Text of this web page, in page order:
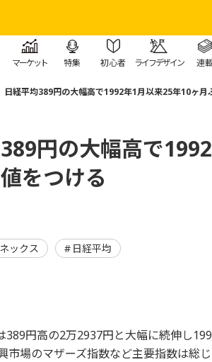
マーケット 特集 初心者 ライフデザイン 連
日経平均389円の大幅高で1992年1月以来25年10ヶ月
円の大幅高で
をつける
ックス 日経平均
389円高の2万2937円と大幅に続伸し
市場のマザーズ指数など主要指数は総